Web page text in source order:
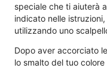
speciale che ti aiuterà
indicato nelle
utilizzando uno
Dopo aver accorciato
lo smalto del tuo